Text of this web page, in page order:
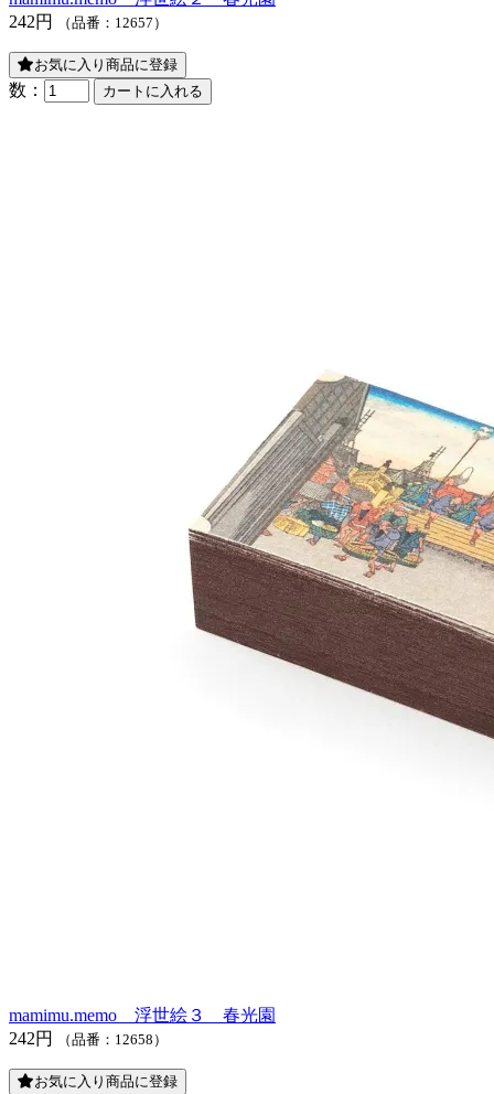
242円
（品番：12657）
お気に入り商品に登録
数：
mamimu.memo 浮世絵３ 春光園
242円
（品番：12658）
お気に入り商品に登録